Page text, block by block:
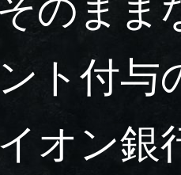
のまま
ト付与
オン銀